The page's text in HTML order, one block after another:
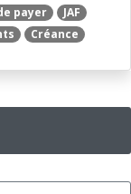
payer
JAF
Créance